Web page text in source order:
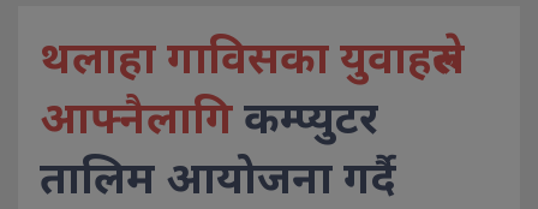
थलाहा गाविसका युवाहरुले
आफ्नैलागिकम्प्युटर
तालिम आयोजना गर्दै